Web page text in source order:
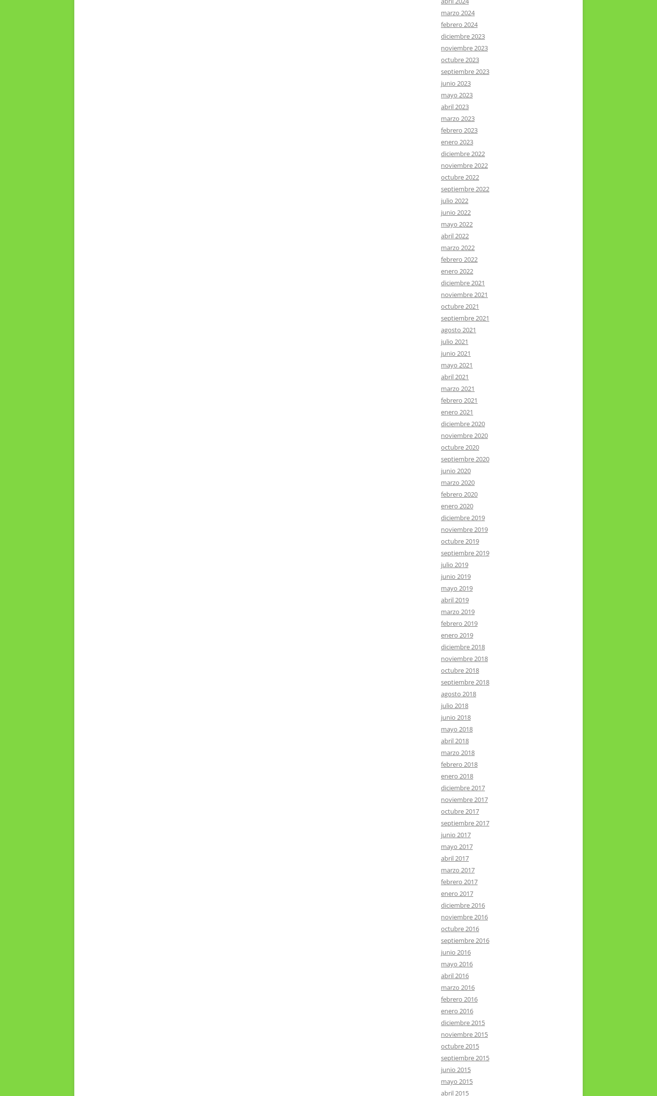
marzo 2024
febrero 2024
diciembre 2023
noviembre 2023
octubre 2023
septiembre 2023
junio 2023
mayo 2023
abril 2023
marzo 2023
febrero 2023
enero 2023
diciembre 2022
noviembre 2022
octubre 2022
septiembre 2022
julio 2022
junio 2022
mayo 2022
abril 2022
marzo 2022
febrero 2022
enero 2022
diciembre 2021
noviembre 2021
octubre 2021
septiembre 2021
agosto 2021
julio 2021
junio 2021
mayo 2021
abril 2021
marzo 2021
febrero 2021
enero 2021
diciembre 2020
noviembre 2020
octubre 2020
septiembre 2020
junio 2020
marzo 2020
febrero 2020
enero 2020
diciembre 2019
noviembre 2019
octubre 2019
septiembre 2019
julio 2019
junio 2019
mayo 2019
abril 2019
marzo 2019
febrero 2019
enero 2019
diciembre 2018
noviembre 2018
octubre 2018
septiembre 2018
agosto 2018
julio 2018
junio 2018
mayo 2018
abril 2018
marzo 2018
febrero 2018
enero 2018
diciembre 2017
noviembre 2017
octubre 2017
septiembre 2017
junio 2017
mayo 2017
abril 2017
marzo 2017
febrero 2017
enero 2017
diciembre 2016
noviembre 2016
octubre 2016
septiembre 2016
junio 2016
mayo 2016
abril 2016
marzo 2016
febrero 2016
enero 2016
diciembre 2015
noviembre 2015
octubre 2015
septiembre 2015
junio 2015
mayo 2015
abril 2015